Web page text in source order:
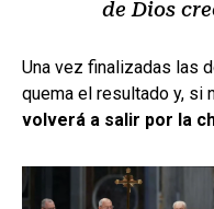
de Dios
Una vez finalizadas las
quema el resultado y, si
volverá a salir por la